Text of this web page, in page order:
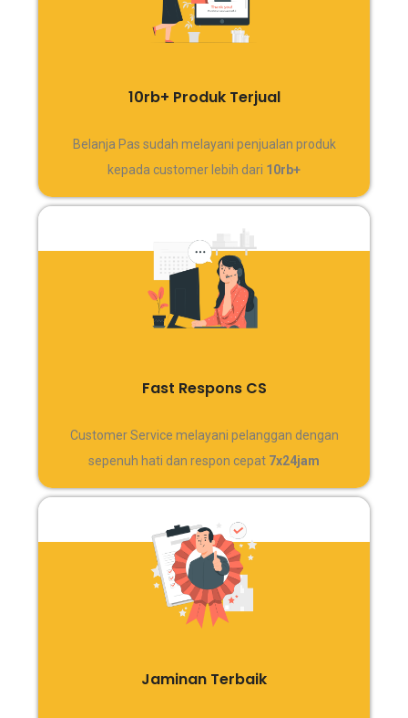
10rb+ Produk Terjual
Belanja Pas sudah melayani penjualan produk
kepada customer lebih dari 10rb+
Fast Respons CS
Customer Service melayani pelanggan dengan
sepenuh hati dan respon cepat 7x24jam
Jaminan Terbaik